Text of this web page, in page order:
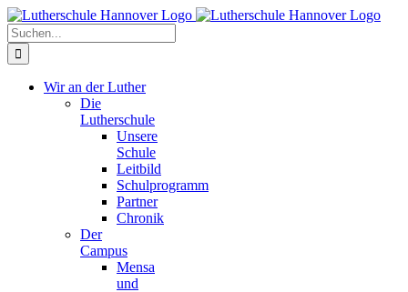
Zum
Inhalt
springen
Facebook
X
Instagram
Pinterest
Suche
nach:
Wir an der Luther
Die
Lutherschule
Unsere
Schule
Leitbild
Schulprogramm
Partner
Chronik
Der
Campus
Mensa
und